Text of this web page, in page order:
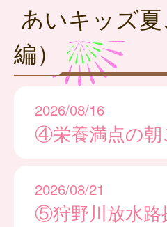
あいキッズ
編）
2026/08/16
④栄養満点の朝
2026/08/21
⑤狩野川放水路